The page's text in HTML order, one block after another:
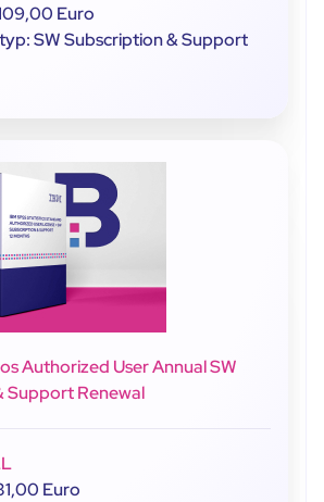
Euro
SW Subscription & Support
Authorized User Annual SW
Support Renewal
Euro